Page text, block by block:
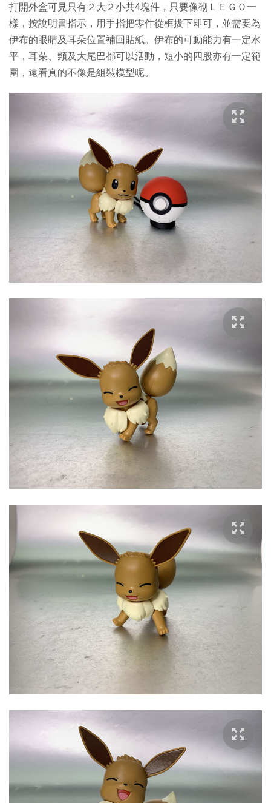
打開外盒可見只有２大２小共4塊件，只要像砌ＬＥＧＯ一
樣，按說明書指示，用手指把零件從框拔下即可，並需要為
伊布的眼睛及耳朵位置補回貼紙。伊布的可動能力有一定水
平，耳朵、頸及大尾巴都可以活動，短小的四股亦有一定範
圍，遠看真的不像是組裝模型呢。